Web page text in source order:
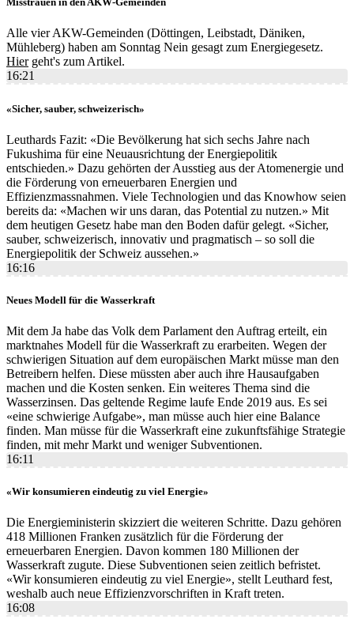
Alle vier AKW-Gemeinden (Döttingen, Leibstadt, Däniken,
Mühleberg) haben am Sonntag Nein gesagt zum Energiegesetz.
Hiergeht's zum Artikel.
16:21
«Sicher, sauber, schweizerisch»
Leuthards Fazit: «Die Bevölkerung hat sich sechs Jahre nach
Fukushima für eine Neuausrichtung der Energiepolitik
entschieden.» Dazu gehörten der Ausstieg aus der Atomenergie und
die Förderung von erneuerbaren Energien und
Effizienzmassnahmen. Viele Technologien und das Knowhow seien
bereits da: «Machen wir uns daran, das Potential zu nutzen.» Mit
dem heutigen Gesetz habe man den Boden dafür gelegt. «Sicher,
sauber, schweizerisch, innovativ und pragmatisch – so soll die
Energiepolitik der Schweiz aussehen.»
16:16
Neues Modell für die Wasserkraft
Mit dem Ja habe das Volk dem Parlament den Auftrag erteilt, ein
marktnahes Modell für die Wasserkraft zu erarbeiten. Wegen der
schwierigen Situation auf dem europäischen Markt müsse man den
Betreibern helfen. Diese müssten aber auch ihre Hausaufgaben
machen und die Kosten senken. Ein weiteres Thema sind die
Wasserzinsen. Das geltende Regime laufe Ende 2019 aus. Es sei
«eine schwierige Aufgabe», man müsse auch hier eine Balance
finden. Man müsse für die Wasserkraft eine zukunftsfähige Strategie
finden, mit mehr Markt und weniger Subventionen.
16:11
«Wir konsumieren eindeutig zu viel Energie»
Die Energieministerin skizziert die weiteren Schritte. Dazu gehören
418 Millionen Franken zusätzlich für die Förderung der
erneuerbaren Energien. Davon kommen 180 Millionen der
Wasserkraft zugute. Diese Subventionen seien zeitlich befristet.
«Wir konsumieren eindeutig zu viel Energie», stellt Leuthard fest,
weshalb auch neue Effizienzvorschriften in Kraft treten.
16:08